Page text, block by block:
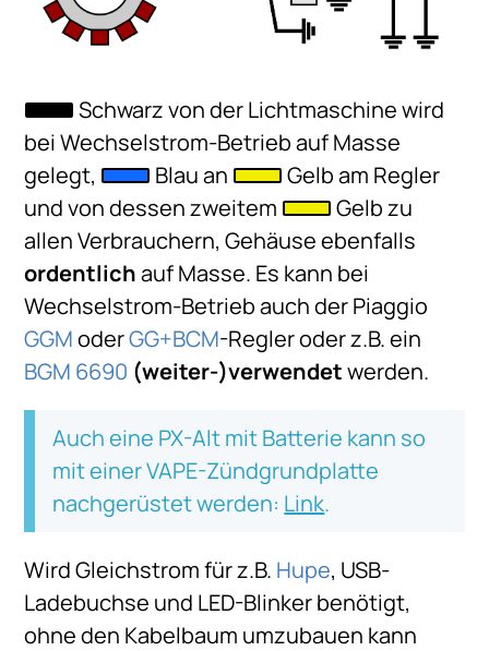
Schwarz von der Lichtmaschine wird
bei Wechselstrom-Betrieb auf Masse
gelegt,
Blau an
Gelb am Regler
und von dessen zweitem
Gelb zu
allen Verbrauchern, Gehäuse ebenfalls
ordentlichauf Masse. Es kann bei
Wechselstrom-Betrieb auch der Piaggio
GGModerGG+BCM-Regler oder z.B. ein
BGM 6690 (weiter-)verwendetwerden.
Auch eine PX-Alt mit Batterie kann so
mit einer VAPE-Zündgrundplatte
nachgerüstet werden: Link.
Wird Gleichstrom für z.B. Hupe, USB-
Ladebuchse und LED-Blinker benötigt,
ohne den Kabelbaum umzubauen kann